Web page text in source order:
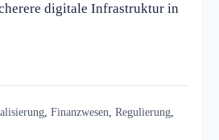
digitale Infrastruktur in
Finanzwesen Regulierung